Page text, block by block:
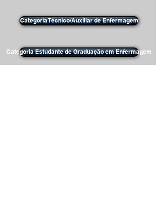
Categoria Técnico/Auxiliar de Enfermagem
Categoria Estudante de Graduação em Enfermagem